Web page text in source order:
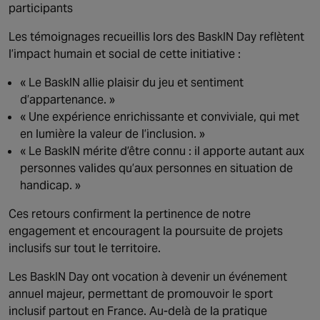
participants
Les témoignages recueillis lors des BaskIN Day reflètent
l’impact humain et social de cette initiative :
« Le BaskIN allie plaisir du jeu et sentiment
d’appartenance. »
« Une expérience enrichissante et conviviale, qui met
en lumière la valeur de l’inclusion. »
« Le BaskIN mérite d’être connu : il apporte autant aux
personnes valides qu’aux personnes en situation de
handicap. »
Ces retours confirment la pertinence de notre
engagement et encouragent la poursuite de projets
inclusifs sur tout le territoire.
Les BaskIN Day ont vocation à devenir un événement
annuel majeur, permettant de promouvoir le sport
inclusif partout en France. Au-delà de la pratique